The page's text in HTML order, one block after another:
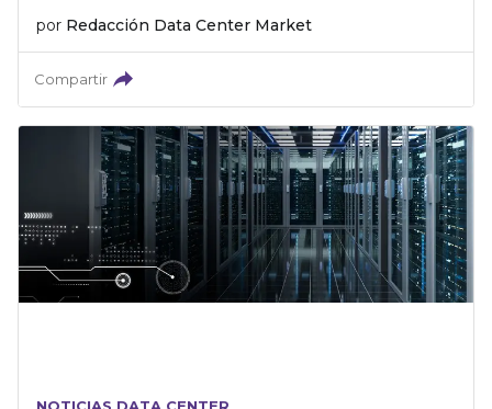
por Redacción Data Center Market
Compartir